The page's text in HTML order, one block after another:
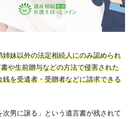
姉妹以外の法定相続人にのみ認められ
や生前贈与などの方法で侵害された
を受遺者・受贈者などに請求できる
男に譲る」という遺言書が残されて